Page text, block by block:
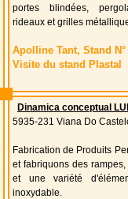
portes blindées,
rideaux et grilles
Apolline Tant, Stand N°
Visite du stand Plastal
Dinamica conceptual
5935-231 Viana Do
Fabrication de Produits
et fabriquons des
et une variété
inoxydable.